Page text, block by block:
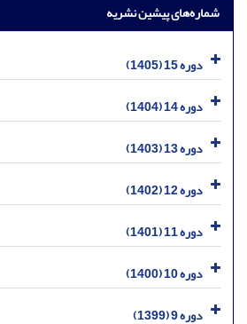
شماره‌های پیشین نشریه
دوره 15 (1405)
دوره 14 (1404)
دوره 13 (1403)
دوره 12 (1402)
دوره 11 (1401)
دوره 10 (1400)
دوره 9 (1399)